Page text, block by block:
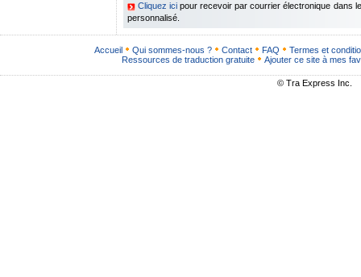
Cliquez ici pour recevoir par courrier électronique dans
personnalisé.
Accueil Qui sommes-nous ? Contact FAQ
Termes et
Ressources de traduction gratuite
Ajouter ce site à mes
© Tra Express Inc.